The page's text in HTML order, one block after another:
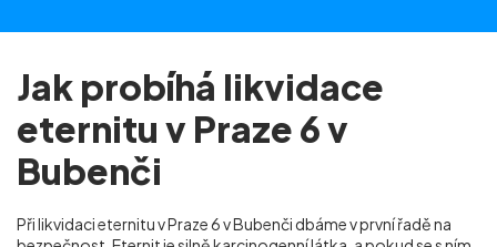
Jak probíhá likvidace
eternitu v Praze 6 v
Bubenči
Při likvidaci eternitu v Praze 6 v Bubenči dbáme v první řadě na